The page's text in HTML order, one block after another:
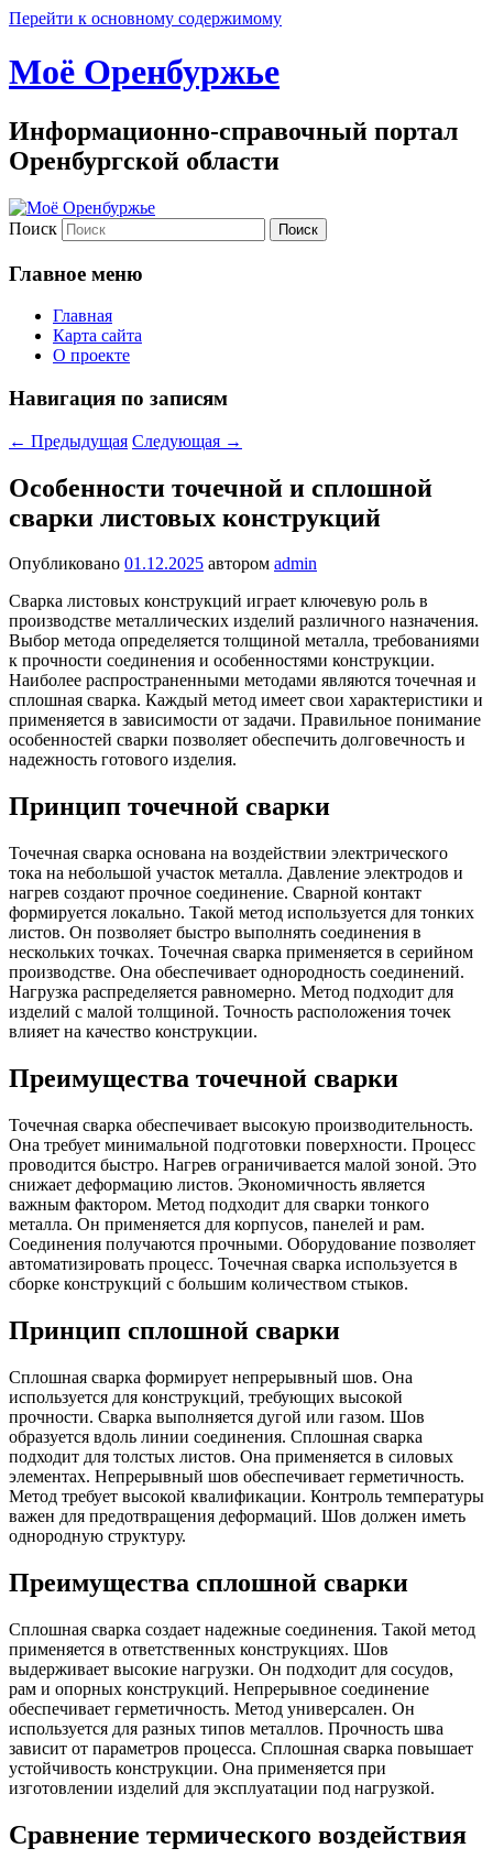
Перейти к основному содержимому
Моё Оренбуржье
Информационно-справочный портал
Оренбургской области
Поиск
Главное меню
Главная
Карта сайта
О проекте
Навигация по записям
← Предыдущая Следующая →
Особенности точечной и сплошной
сварки листовых конструкций
Опубликовано 01.12.2025 автором admin
Сварка листовых конструкций играет ключевую роль в
производстве металлических изделий различного назначения.
Выбор метода определяется толщиной металла, требованиями
к прочности соединения и особенностями конструкции.
Наиболее распространенными методами являются точечная и
сплошная сварка. Каждый метод имеет свои характеристики и
применяется в зависимости от задачи. Правильное понимание
особенностей сварки позволяет обеспечить долговечность и
надежность готового изделия.
Принцип точечной сварки
Точечная сварка основана на воздействии электрического
тока на небольшой участок металла. Давление электродов и
нагрев создают прочное соединение. Сварной контакт
формируется локально. Такой метод используется для тонких
листов. Он позволяет быстро выполнять соединения в
нескольких точках. Точечная сварка применяется в серийном
производстве. Она обеспечивает однородность соединений.
Нагрузка распределяется равномерно. Метод подходит для
изделий с малой толщиной. Точность расположения точек
влияет на качество конструкции.
Преимущества точечной сварки
Точечная сварка обеспечивает высокую производительность.
Она требует минимальной подготовки поверхности. Процесс
проводится быстро. Нагрев ограничивается малой зоной. Это
снижает деформацию листов. Экономичность является
важным фактором. Метод подходит для сварки тонкого
металла. Он применяется для корпусов, панелей и рам.
Соединения получаются прочными. Оборудование позволяет
автоматизировать процесс. Точечная сварка используется в
сборке конструкций с большим количеством стыков.
Принцип сплошной сварки
Сплошная сварка формирует непрерывный шов. Она
используется для конструкций, требующих высокой
прочности. Сварка выполняется дугой или газом. Шов
образуется вдоль линии соединения. Сплошная сварка
подходит для толстых листов. Она применяется в силовых
элементах. Непрерывный шов обеспечивает герметичность.
Метод требует высокой квалификации. Контроль температуры
важен для предотвращения деформаций. Шов должен иметь
однородную структуру.
Преимущества сплошной сварки
Сплошная сварка создает надежные соединения. Такой метод
применяется в ответственных конструкциях. Шов
выдерживает высокие нагрузки. Он подходит для сосудов,
рам и опорных конструкций. Непрерывное соединение
обеспечивает герметичность. Метод универсален. Он
используется для разных типов металлов. Прочность шва
зависит от параметров процесса. Сплошная сварка повышает
устойчивость конструкции. Она применяется при
изготовлении изделий для эксплуатации под нагрузкой.
Сравнение термического воздействия